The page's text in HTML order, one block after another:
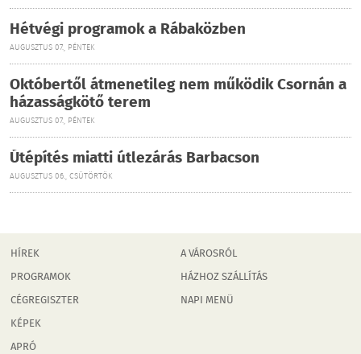
Hétvégi programok a Rábaközben
AUGUSZTUS 07., PÉNTEK
Októbertől átmenetileg nem működik Csornán a
házasságkötő terem
AUGUSZTUS 07., PÉNTEK
Útépítés miatti útlezárás Barbacson
AUGUSZTUS 06., CSÜTÖRTÖK
HÍREK
PROGRAMOK
CÉGREGISZTER
KÉPEK
APRÓ
A VÁROSRÓL
HÁZHOZ SZÁLLÍTÁS
NAPI MENÜ